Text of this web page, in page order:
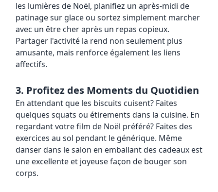
les lumières de Noël, planifiez un après-midi de
patinage sur glace ou sortez simplement marcher
avec un être cher après un repas copieux.
Partager l'activité la rend non seulement plus
amusante, mais renforce également les liens
affectifs.
3. Profitez des Moments du Quotidien
En attendant que les biscuits cuisent? Faites
quelques squats ou étirements dans la cuisine. En
regardant votre film de Noël préféré? Faites des
exercices au sol pendant le générique. Même
danser dans le salon en emballant des cadeaux est
une excellente et joyeuse façon de bouger son
corps.